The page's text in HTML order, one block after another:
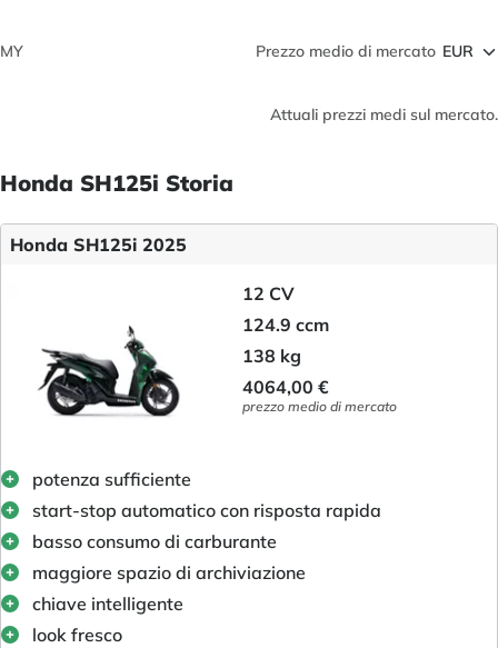
MY Prezzo medio di mercato
Attuali prezzi medi sul mercato.
Honda SH125i Storia
Honda SH125i 2025
12 CV
124.9 ccm
138 kg
4064,00 €
prezzo medio di mercato
potenza sufficiente
start-stop automatico con risposta rapida
basso consumo di carburante
maggiore spazio di archiviazione
chiave intelligente
look fresco